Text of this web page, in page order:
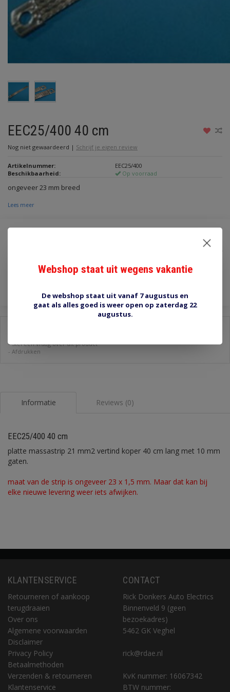
EEC25/400 40 cm
Nog niet gewaardeerd | Schrijf je eigen review
Artikelnummer:
EEC25/400
Beschikbaarheid:
Op voorraad
ongeveer 23 mm breed
Lees meer
€13,30
Toevoegen aan winkelwagen
-Stel een vraag over dit product
- Afdrukken
Informatie Reviews (0)
EEC25/400 40 cm
platte massastrip 21 mm2 vertind koper 40 cm lang met 10 mm
gaten.
maat van de strip is ongeveer 23 x 1,5 mm. Maar dat kan bij
elke nieuwe levering weer iets afwijken.
KLANTENSERVICE
Retourneren of aankoop
terugdraaien
Over ons
Algemene voorwaarden
Disclaimer
Privacy Policy
Betaalmethoden
Verzenden & retourneren
Klantenservice
CONTACT
Rick Donkers Auto Electrics
Binnenveld 9 (geen
bezoekadres)
5462 GK Veghel
rick@rdae.nl
KvK nummer: 16067342
BTW nummer:
Webshop staat uit wegens vakantie
De webshop staat uit vanaf 7 augustus en
gaat als alles goed is weer open op zaterdag 22
augustus.